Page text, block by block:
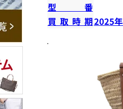
型番
買取時期2025